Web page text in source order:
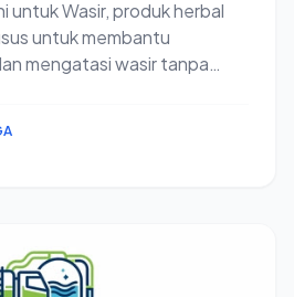
untuk Wasir, produk herbal
untuk membantu
mengatasi wasir tanpa